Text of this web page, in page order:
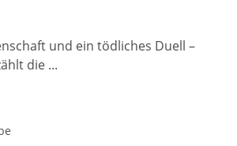
und ein tödliches Duell –
die ...